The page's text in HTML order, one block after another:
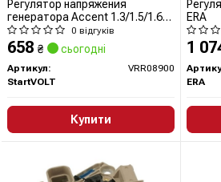
Регулятор напряжения
генератора Accent 1.3/1.5/1.6
(99-) (VRR 08900) StartVOLT
0 відгуків
658 ₴ сьогодні
Артикул:
VRR08900
StartVOLT
Купити
ERA
1
ERA